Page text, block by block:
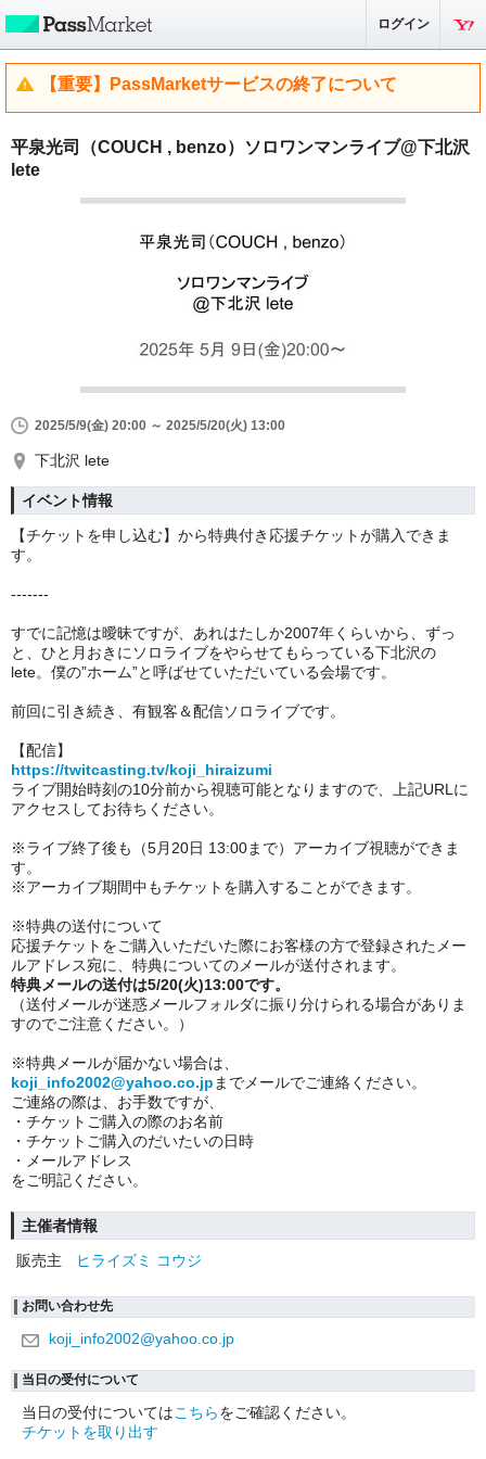
ログイン
【重要】PassMarketサービスの終了について
平泉光司（COUCH , benzo）ソロワンマンライブ@下北沢
lete
2025/5/9(金) 20:00 ～ 2025/5/20(火) 13:00
下北沢 lete
イベント情報
【チケットを申し込む】から特典付き応援チケットが購入できま
す。
-------
すでに記憶は曖昧ですが、あれはたしか2007年くらいから、ずっ
と、ひと月おきにソロライブをやらせてもらっている下北沢の
lete。僕の”ホーム”と呼ばせていただいている会場です。
前回に引き続き、有観客＆配信ソロライブです。
【配信】
https://twitcasting.tv/koji_hiraizumi
ライブ開始時刻の10分前から視聴可能となりますので、上記URLに
アクセスしてお待ちください。
※ライブ終了後も（5月20日 13:00まで）アーカイブ視聴ができま
す。
※アーカイブ期間中もチケットを購入することができます。
※特典の送付について
応援チケットをご購入いただいた際にお客様の方で登録されたメー
ルアドレス宛に、特典についてのメールが送付されます。
特典メールの送付は5/20(火)13:00です。
（送付メールが迷惑メールフォルダに振り分けられる場合がありま
すのでご注意ください。）
※特典メールが届かない場合は、
koji_info2002@yahoo.co.jp までメールでご連絡ください。
ご連絡の際は、お手数ですが、
・チケットご購入の際のお名前
・チケットご購入のだいたいの日時
・メールアドレス
をご明記ください。
主催者情報
販売主
ヒライズミ コウジ
お問い合わせ先
koji_info2002@yahoo.co.jp
当日の受付について
当日の受付についてはこちらをご確認ください。
チケットを取り出す